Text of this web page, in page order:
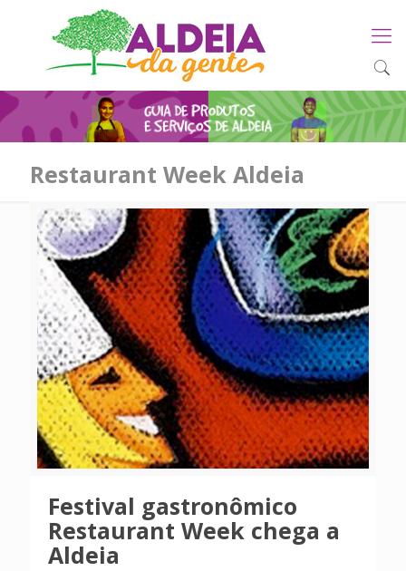
Restaurant Week Aldeia
Festival gastronômico
Restaurant Week chega a
Aldeia